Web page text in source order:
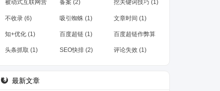
被动式互联网营
销 (1)
备案 (2) 挖关键词技巧 (1)
不收录 (6) 吸引蜘蛛 (1) 文章时间 (1)
知+优化 (1) 百度超链 (1) 百度超链作弊算
法 (1)
头条抓取 (1) SEO快排 (2) 评论失效 (1)
最新文章